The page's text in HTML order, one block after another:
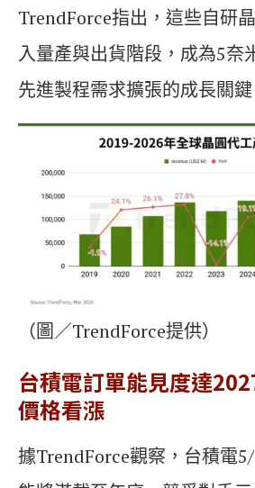
TrendForce指出，這些自研
入量產與出貨階段，成為5奈
先進製程需求擴張的成長關鍵
（圖／TrendForce提供）
台積電訂單能見度達
價格看漲
據TrendForce觀察，台積電